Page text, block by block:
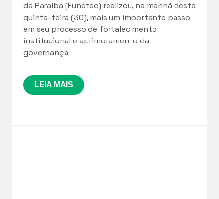
da Paraíba (Funetec) realizou, na manhã desta
quinta-feira (30), mais um importante passo
em seu processo de fortalecimento
institucional e aprimoramento da
governança
LEIA MAIS